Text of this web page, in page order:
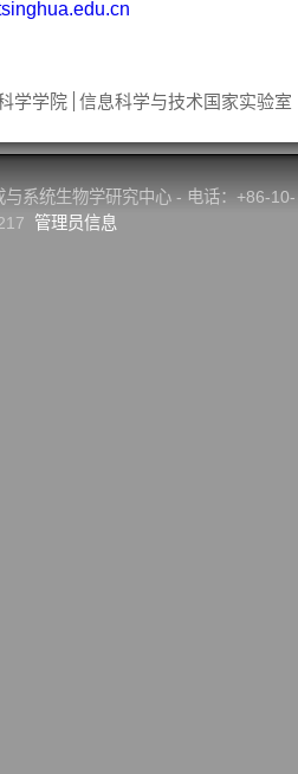
学学院 信息科学与技术国家实验室
系统生物学研究中心 - 电话：+86-10-
管理员信息